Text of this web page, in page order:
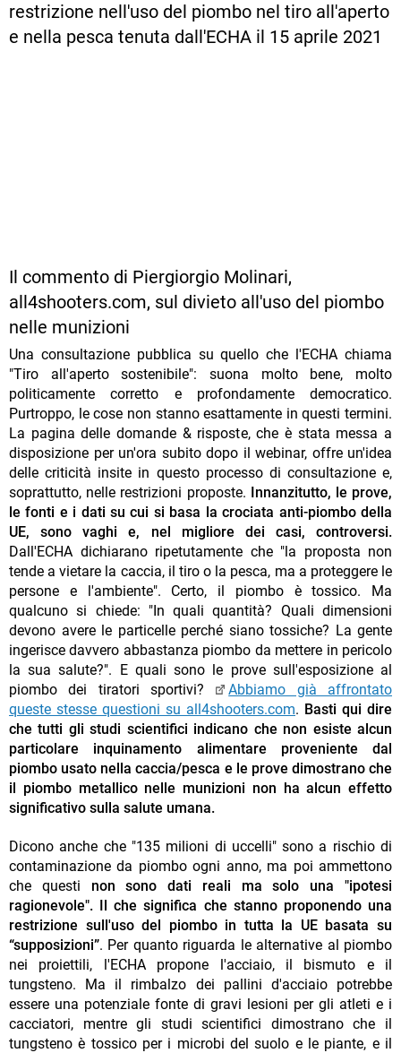
restrizione nell'uso del piombo nel tiro all'aperto
e nella pesca tenuta dall'ECHA il 15 aprile 2021
Il commento di Piergiorgio Molinari,
all4shooters.com, sul divieto all'uso del piombo
nelle munizioni
Una consultazione pubblica su quello che l'ECHA chiama
"Tiro all'aperto sostenibile": suona molto bene, molto
politicamente corretto e profondamente democratico.
Purtroppo, le cose non stanno esattamente in questi termini.
La pagina delle domande & risposte, che è stata messa a
disposizione per un'ora subito dopo il webinar, offre un'idea
delle criticità insite in questo processo di consultazione e,
soprattutto, nelle restrizioni proposte. Innanzitutto, le prove,
le fonti e i dati su cui si basa la crociata anti-piombo della
UE, sono vaghi e, nel migliore dei casi, controversi.
Dall'ECHA dichiarano ripetutamente che "la proposta non
tende a vietare la caccia, il tiro o la pesca, ma a proteggere le
persone e l'ambiente". Certo, il piombo è tossico. Ma
qualcuno si chiede: "In quali quantità? Quali dimensioni
devono avere le particelle perché siano tossiche? La gente
ingerisce davvero abbastanza piombo da mettere in pericolo
la sua salute?". E quali sono le prove sull'esposizione al
piombo dei tiratori sportivi?
Abbiamo già affrontato
queste stesse questioni su all4shooters.com. Basti qui dire
che tutti gli studi scientifici indicano che non esiste alcun
particolare inquinamento alimentare proveniente dal
piombo usato nella caccia/pesca e le prove dimostrano che
il piombo metallico nelle munizioni non ha alcun effetto
significativo sulla salute umana.
Dicono anche che "135 milioni di uccelli" sono a rischio di
contaminazione da piombo ogni anno, ma poi ammettono
che questi non sono dati reali ma solo una "ipotesi
ragionevole". Il che significa che stanno proponendo una
restrizione sull'uso del piombo in tutta la UE basata su
“supposizioni”. Per quanto riguarda le alternative al piombo
nei proiettili, l'ECHA propone l'acciaio, il bismuto e il
tungsteno. Ma il rimbalzo dei pallini d'acciaio potrebbe
essere una potenziale fonte di gravi lesioni per gli atleti e i
cacciatori, mentre gli studi scientifici dimostrano che il
tungsteno è tossico per i microbi del suolo e le piante, e il